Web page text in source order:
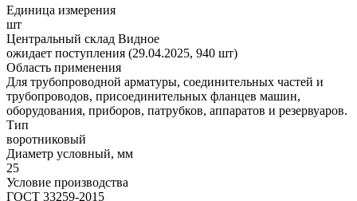
Единица измерения
шт
Центральный склад Видное
ожидает поступления (29.04.2025, 940 шт)
Область применения
Для трубопроводной арматуры, соединительных частей и
трубопроводов, присоединительных фланцев машин,
оборудования, приборов, патрубков, аппаратов и резервуаров.
Тип
воротниковый
Диаметр условный, мм
25
Условие производства
ГОСТ 33259-2015